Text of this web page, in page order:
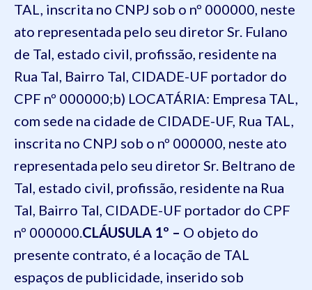
TAL, inscrita no CNPJ sob o nº 000000, neste
ato representada pelo seu diretorSr. Fulano
de Tal, estado civil, profissão, residente na
Rua Tal, Bairro Tal, CIDADE-UF portador do
CPF nº 000000;b) LOCATÁRIA: Empresa TAL,
com sede na cidade de CIDADE-UF, Rua TAL,
inscrita no CNPJ sob o nº 000000, neste ato
representada pelo seu diretorSr. Beltrano de
Tal, estado civil, profissão, residente na Rua
Tal, Bairro Tal, CIDADE-UF portador do CPF
nº 000000.CLÁUSULA 1º – O objeto do
presente contrato, é a locação de TAL
espaços de publicidade, inserido sob